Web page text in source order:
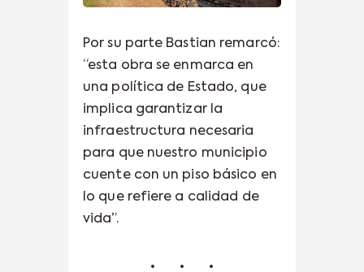
Por su parte Bastian remarcó:
“esta obra se enmarca en
una política de Estado, que
implica garantizar la
infraestructura necesaria
para que nuestro municipio
cuente con un piso básico en
lo que refiere a calidad de
vida”.